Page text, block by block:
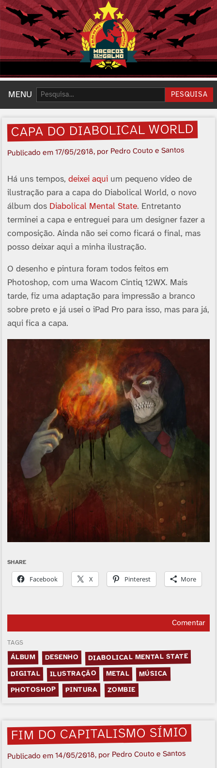
MENU Pesquisar: PESQUISA
CAPA DO DIABOLICAL WORLD
Publicado em17/05/2018, por Pedro Couto e Santos
Há uns tempos, deixei aquium pequeno ví­deo de
ilustração para a capa do Diabolical World, o novo
álbum dos Diabolical Mental State. Entretanto
terminei a capa e entreguei para um designer fazer a
composição. Ainda não sei como ficará o final, mas
posso deixar aqui a minha ilustração.
O desenho e pintura foram todos feitos em
Photoshop, com uma Wacom Cintiq 12WX. Mais
tarde, fiz uma adaptação para impressão a branco
sobre preto e já usei o iPad Pro para isso, mas para já,
aqui fica a capa.
SHARE
Facebook X Pinterest More
Comentar
TAGS
ÁLBUM DESENHO DIABOLICAL MENTAL STATE
DIGITAL ILUSTRAÇÃO METAL MÚSICA
PHOTOSHOP PINTURA ZOMBIE
FIM DO CAPITALISMO SÍ­MIO
Publicado em14/05/2018, por Pedro Couto e Santos